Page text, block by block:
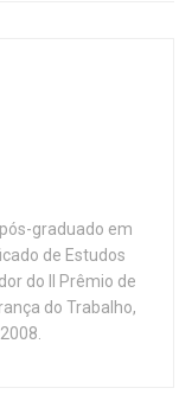
graduado em
de Estudos
do II Prêmio de
do Trabalho,